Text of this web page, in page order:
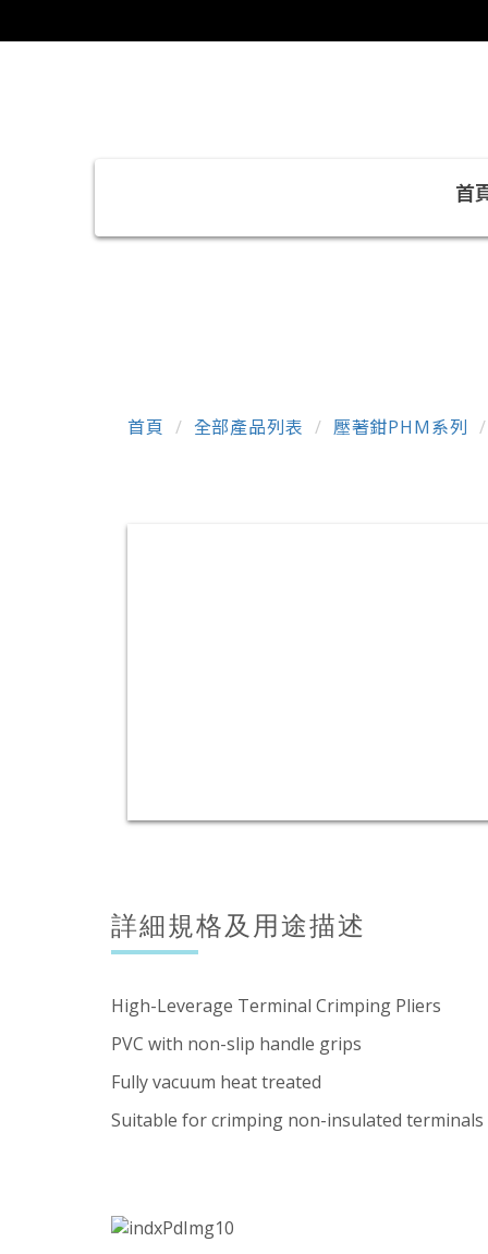
首
首頁 全部產品列表 壓著鉗PHM系列
詳細規格及用途描述
High-Leverage Terminal Crimping Pliers
PVC with non-slip handle grips
Fully vacuum heat treated
Suitable for crimping non-insulated terminals